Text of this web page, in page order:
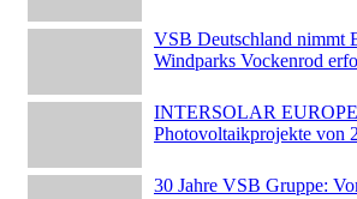
VSB Deutschland nimmt
Windparks Vockenrod
INTERSOLAR
Photovoltaikprojekte von
30 Jahre VSB Gruppe: